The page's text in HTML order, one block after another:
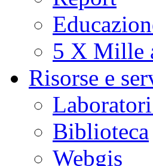
5 X Mille
Risorse e
Biblioteca
Webgis